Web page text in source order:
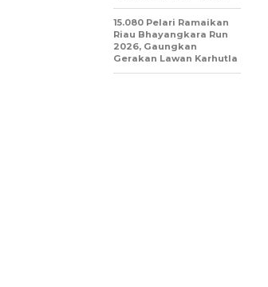
15.080 Pelari Ramaikan
Riau Bhayangkara Run
2026, Gaungkan
Gerakan Lawan Karhutla